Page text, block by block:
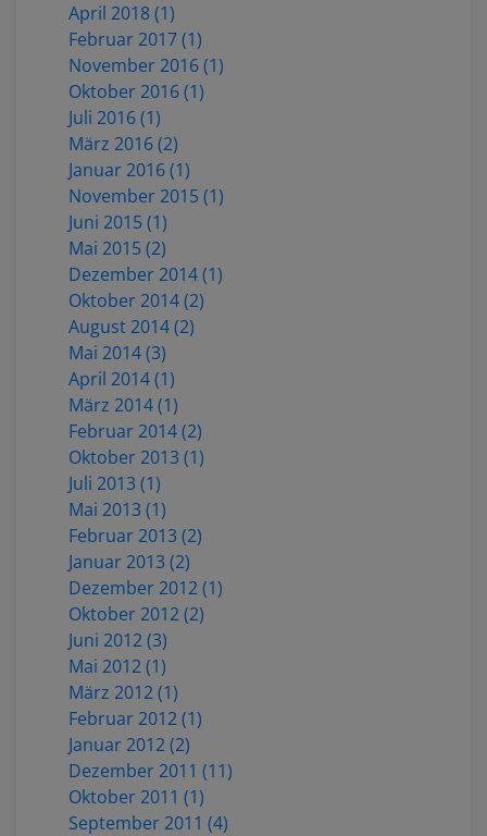
April 2018 (1)
Februar 2017 (1)
November 2016 (1)
Oktober 2016 (1)
Juli 2016 (1)
März 2016 (2)
Januar 2016 (1)
November 2015 (1)
Juni 2015 (1)
Mai 2015 (2)
Dezember 2014 (1)
Oktober 2014 (2)
August 2014 (2)
Mai 2014 (3)
April 2014 (1)
März 2014 (1)
Februar 2014 (2)
Oktober 2013 (1)
Juli 2013 (1)
Mai 2013 (1)
Februar 2013 (2)
Januar 2013 (2)
Dezember 2012 (1)
Oktober 2012 (2)
Juni 2012 (3)
Mai 2012 (1)
März 2012 (1)
Februar 2012 (1)
Januar 2012 (2)
Dezember 2011 (11)
Oktober 2011 (1)
September 2011 (4)